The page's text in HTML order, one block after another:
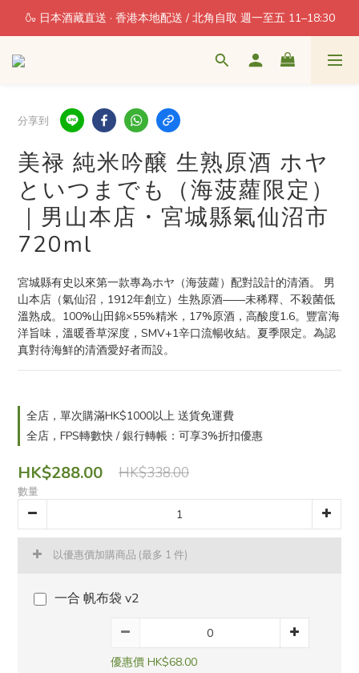
每消費 1 = 1 積分回贈
🍶 日本酒藏直送 · 香港本地配送 / 北角自取 週一至五 11–18:30
每消費 1 = 1 積分回贈
分享到
美禄 純米吟醸 生熟原酒 ホヤ
といつまでも（海菠蘿限定）
｜男山本店・宮城縣氣仙沼市
720ml
宮城縣有史以來第一款專為ホヤ（海菠蘿）配對設計的清酒。 男
山本店（氣仙沼，1912年創立）生熟原酒——未稀釋、不殺菌低
溫熟成。100%山田錦×55%精米，17%原酒，高酸度1.6。豐富海
洋旨味，溫暖香草深度，SMV+1辛口流暢收結。夏季限定。為認
真對待海鮮的清酒愛好者而設。
全店，單次購滿HK$1000以上 送貨免運費
全店，FPS轉數快 / 銀行轉帳：可享3%折扣優惠
HK$288.00 HK$338.00
數量
以優惠價加購商品 (最多 1 件)
一合 帆布袋 v2
優惠價 HK$68.00